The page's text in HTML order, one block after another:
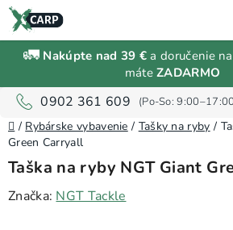
Prejsť
na
obsah
🚛 Nakúpte nad 39 € a doručenie
máteZADARMO
0902 361 609
Zľavy a
Rybárske
vybavenie
Návnady
a
Domov
/ Rybárske vybavenie / Tašky na ryby /
Green Carryall
Taška na ryby NGT Giant
Značka: NGT Tackle